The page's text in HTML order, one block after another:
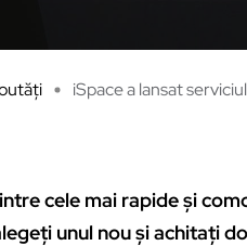
iSpace a lansat
cele mai rapide și
unul nou și achitați